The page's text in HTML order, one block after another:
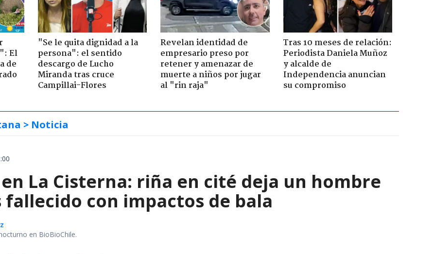
El
de
"Se le quita dignidad a la
persona": el sentido
descargo de Lucho
Miranda tras cruce
Campillai-Flores
Revelan identidad de
empresario preso por
retener y amenazar de
muerte a niños por jugar
al "rin raja"
Tras 10 meses de relación:
Periodista Daniela Muñoz
y alcalde de
Independencia anuncian
su compromiso
> Noticia
La Cisterna: riña en cité deja un hombre
fallecido con impactos de bala
en BioBioChile.